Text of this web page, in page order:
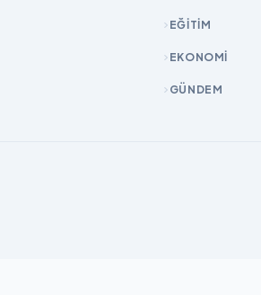
EĞİTİM
EKONOMİ
GÜNDEM